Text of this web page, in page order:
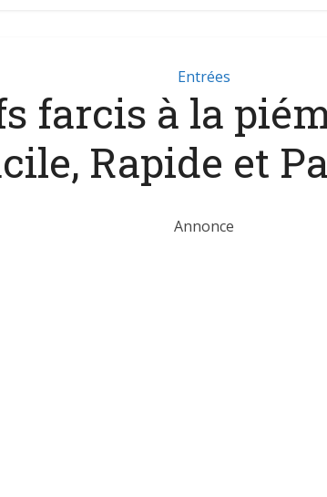
Entrées
farcis à la
Rapide et
Annonce